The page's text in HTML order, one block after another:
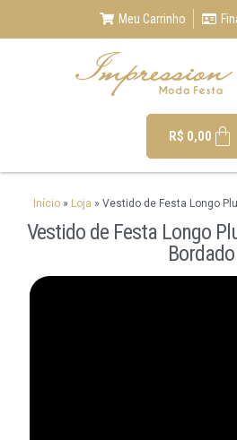
Meu Carrinho
R$ 0,00
Início » Loja » Vestido de Festa Longo
Vestido de Festa Longo
Bordado